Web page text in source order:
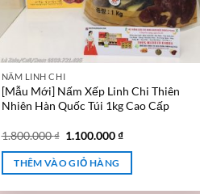
NẤM LINH CHI
[Mẫu Mới] Nấm Xếp Linh Chi Thiên
Nhiên Hàn Quốc Túi 1kg Cao Cấp
1.800.000₫ 1.100.000₫
THÊM VÀO GIỎ HÀNG